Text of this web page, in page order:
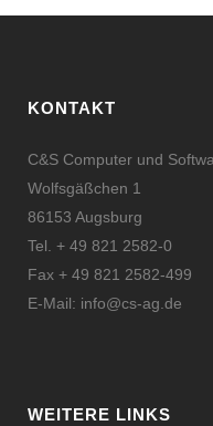
KONTAKT
C&S Computer und
Wolfsgäßchen 1
86153 Augsburg
Tel. + 49 821 2582-0
Fax + 49 821 2582-499
E-Mail: info@cs-ag.de
WEITERE LINKS